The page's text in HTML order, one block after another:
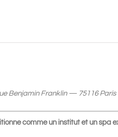
Benjamin Franklin — 75116 Paris
comme un institut et un spa